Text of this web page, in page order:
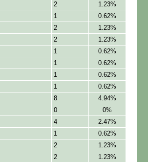
2
1.23%
1
0.62%
2
1.23%
2
1.23%
1
0.62%
1
0.62%
1
0.62%
1
0.62%
8
4.94%
0
0%
4
2.47%
1
0.62%
2
1.23%
2
1.23%